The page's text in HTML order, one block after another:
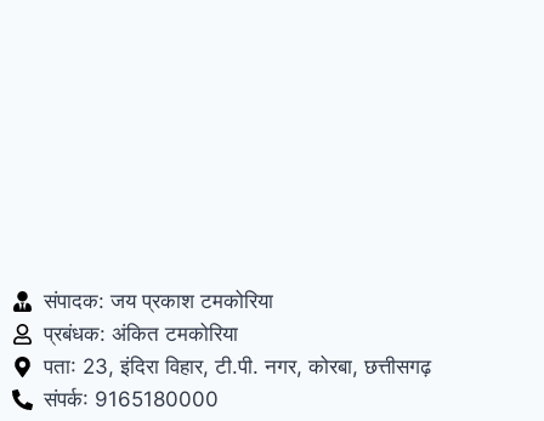
संपादक: जय प्रकाश टमकोरिया
प्रबंधक: अंकित टमकोरिया
पता: 23, इंदिरा विहार, टी.पी. नगर, कोरबा, छत्तीसगढ़
संपर्क: 9165180000